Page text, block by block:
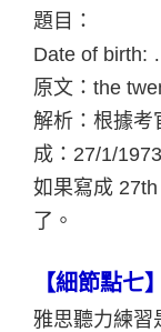
題目：
Date of
原文：the
解析：根據考
成：27/1/
如果寫成
了。
【細節點七
雅思聽力練習